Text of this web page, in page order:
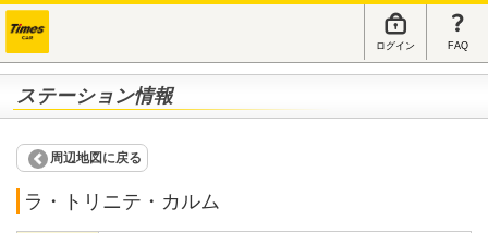
ログイン FAQ
ステーション情報
周辺地図に戻る
ラ・トリニテ・カルム